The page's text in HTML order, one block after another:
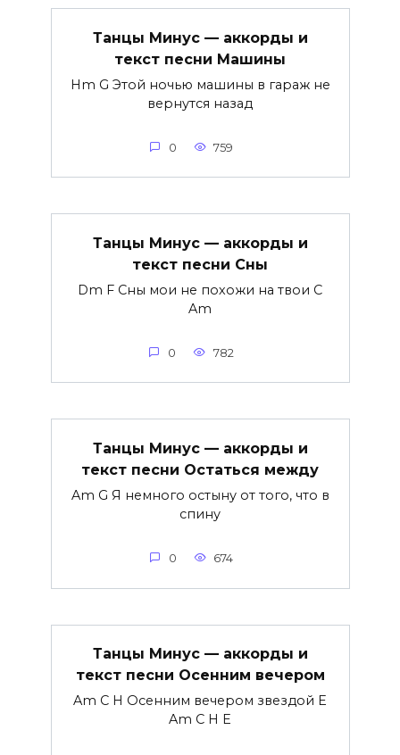
Танцы Минус — аккорды и
текст песни Машины
Hm G Этой ночью машины в гараж не
вернутся назад
0 759
Танцы Минус — аккорды и
текст песни Сны
Dm F Сны мои не похожи на твои C
Am
0 782
Танцы Минус — аккорды и
текст песни Остаться между
Am G Я немного остыну от того, что в
спину
0 674
Танцы Минус — аккорды и
текст песни Осенним вечером
Am C H Осенним вечером звездой E
Am C H E